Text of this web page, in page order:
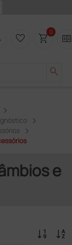
search
favorite_border shopping_cart0 two_pager
e